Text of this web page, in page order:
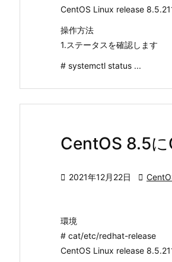
CentOS Linux release
操作方法
1.ステータスを確認します
# systemctl status ...
CentOS 8.5
 2021年12月22日 
環境
# cat/etc/redhat-release
CentOS Linux release